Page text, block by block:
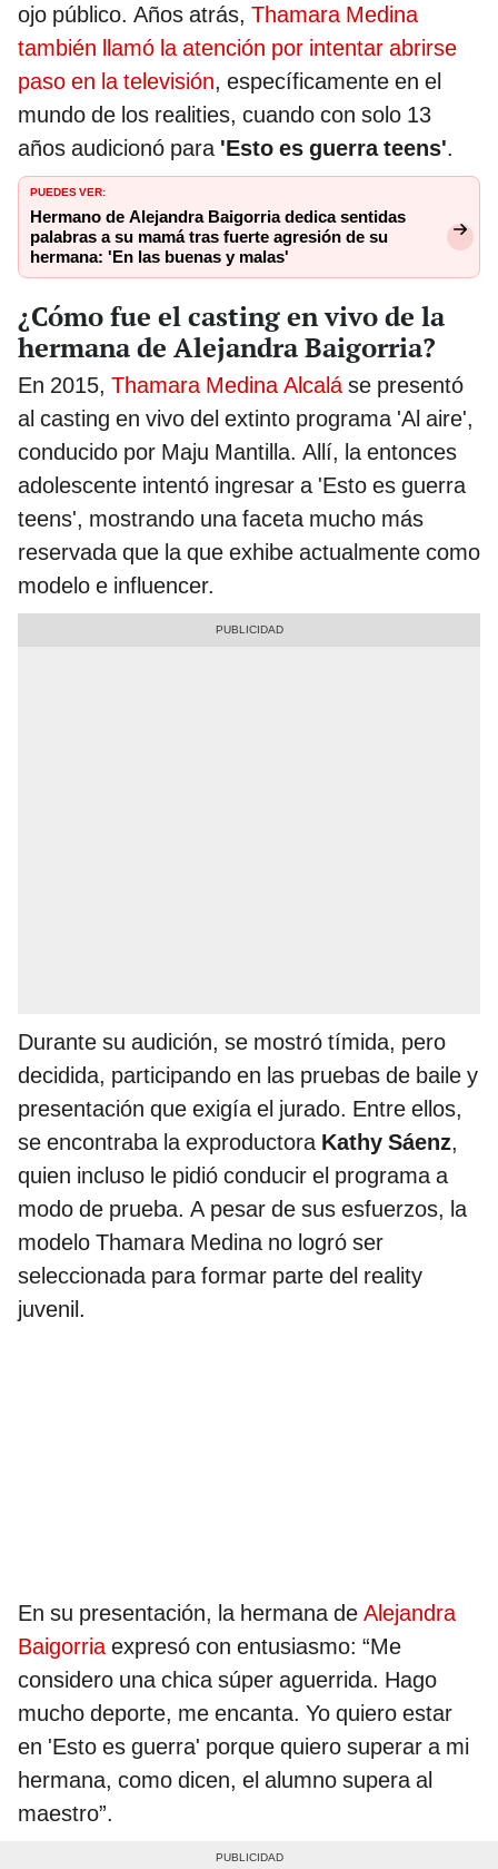
ojo público. Años atrás, Thamara Medina
también llamó la atención por intentar abrirse
paso en la televisión, específicamente en el
mundo de los realities, cuando con solo 13
años audicionó para'Esto es guerra teens'.
PUEDES VER:
Hermano de Alejandra Baigorria dedica sentidas
palabras a su mamá tras fuerte agresión de su
hermana: 'En las buenas y malas'
¿Cómo fue el casting en vivo de la
hermana de Alejandra Baigorria?
En 2015, Thamara Medina Alcaláse presentó
al casting en vivo del extinto programa 'Al aire',
conducido por Maju Mantilla. Allí, la entonces
adolescente intentó ingresar a 'Esto es guerra
teens', mostrando una faceta mucho más
reservada que la que exhibe actualmente como
modelo e influencer.
Durante su audición, se mostró tímida, pero
decidida, participando en las pruebas de baile y
presentación que exigía el jurado. Entre ellos,
se encontraba la exproductoraKathy Sáenz,
quien incluso le pidió conducir el programa a
modo de prueba. A pesar de sus esfuerzos, la
modelo Thamara Medina no logró ser
seleccionada para formar parte del reality
juvenil.
En su presentación, la hermana de Alejandra
Baigorriaexpresó con entusiasmo: “Me
considero una chica súper aguerrida. Hago
mucho deporte, me encanta. Yo quiero estar
en 'Esto es guerra' porque quiero superar a mi
hermana, como dicen, el alumno supera al
maestro”.